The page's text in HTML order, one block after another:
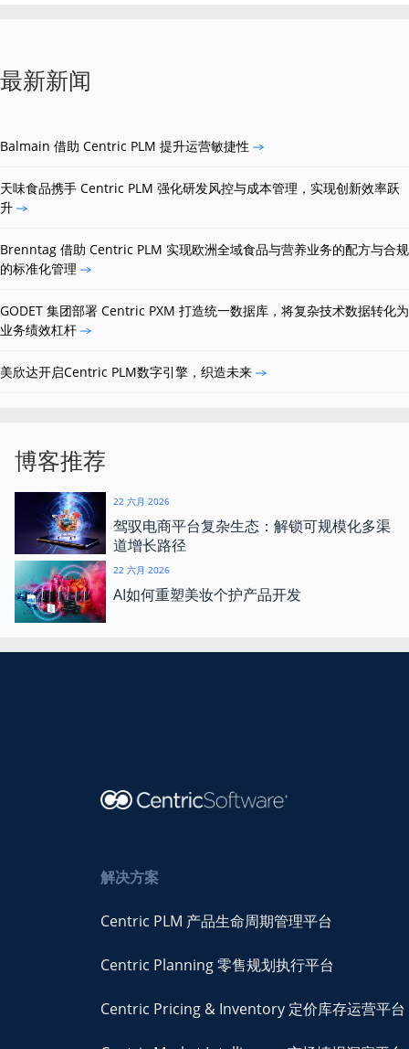
最新新闻
Balmain 借助 Centric PLM 提升运营敏捷性
天味食品携手 Centric PLM 强化研发风控与成本管理，实现创新效率跃
升
Brenntag 借助 Centric PLM 实现欧洲全域食品与营养业务的配方与合规
的标准化管理
GODET 集团部署 Centric PXM 打造统一数据库，将复杂技术数据转化为
业务绩效杠杆
美欣达开启Centric PLM数字引擎，织造未来
博客推荐
22 六月 2026
驾驭电商平台复杂生态：解锁可规模化多渠
道增长路径
22 六月 2026
AI如何重塑美妆个护产品开发
解决方案
Centric PLM 产品生命周期管理平台
Centric Planning 零售规划执行平台
Centric Pricing & Inventory 定价库存运营平台